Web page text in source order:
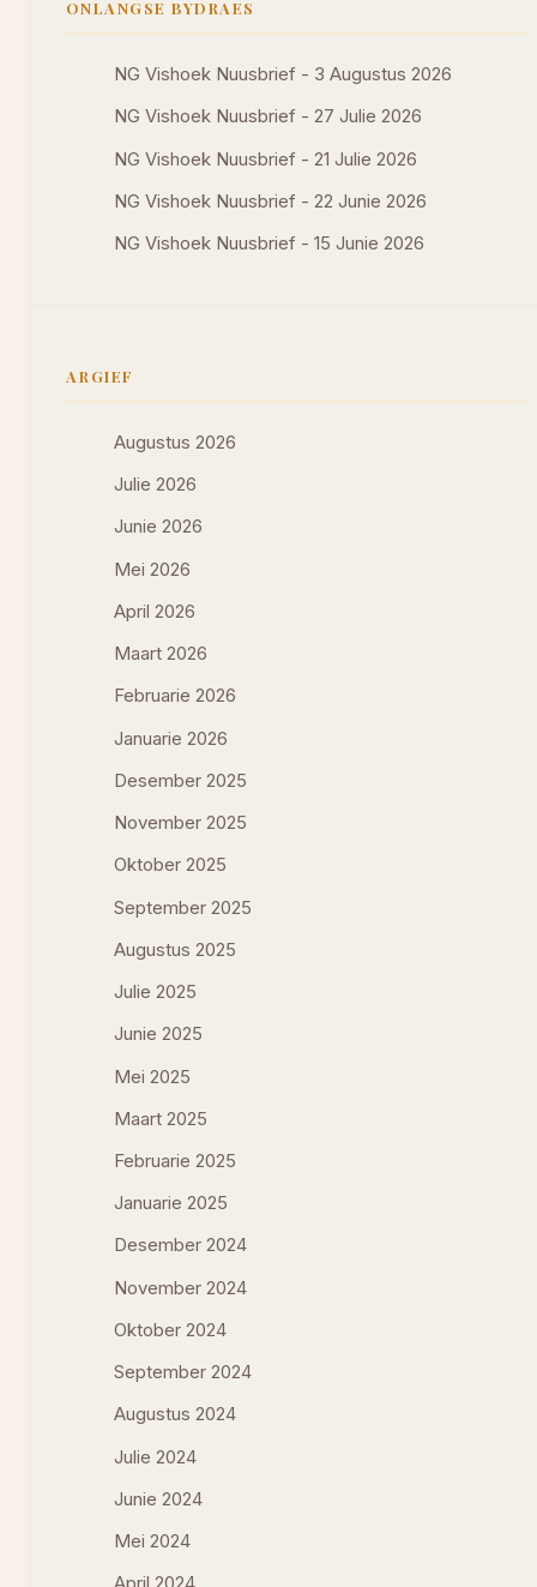
ONLANGSE BYDRAES
NG Vishoek Nuusbrief - 3 Augustus 2026
NG Vishoek Nuusbrief - 27 Julie 2026
NG Vishoek Nuusbrief - 21 Julie 2026
NG Vishoek Nuusbrief - 22 Junie 2026
NG Vishoek Nuusbrief - 15 Junie 2026
ARGIEF
Augustus 2026
Julie 2026
Junie 2026
Mei 2026
April 2026
Maart 2026
Februarie 2026
Januarie 2026
Desember 2025
November 2025
Oktober 2025
September 2025
Augustus 2025
Julie 2025
Junie 2025
Mei 2025
Maart 2025
Februarie 2025
Januarie 2025
Desember 2024
November 2024
Oktober 2024
September 2024
Augustus 2024
Julie 2024
Junie 2024
Mei 2024